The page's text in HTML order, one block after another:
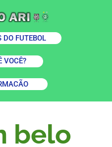
DO FUTEBOL
VOCÊ?
belo